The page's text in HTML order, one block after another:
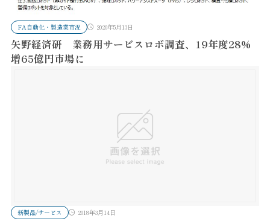
FA自動化・製造業市況 2020年5月13日
矢野経済研 業務用サービスロボ調査、19年度28%
増65億円市場に
新製品/サービス 2018年3月14日